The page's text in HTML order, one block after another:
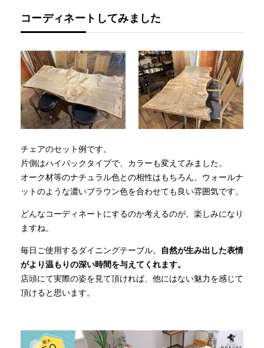
コーディネートしてみました
チェアのセット例です。
片側はハイバックタイプで、カラーも変えてみました。
オーク材等のナチュラル色との相性はもちろん、ウォールナ
ットのような濃いブラウン色を合わせても良い雰囲気です。
どんなコーディネートにするのか考えるのが、楽しみになり
ますね。
毎日ご使用するダイニングテーブル。
自然が生み出した表情
がより温もりの深い時間を与えてくれます。
店頭にて実際の姿を見て頂ければ、他にはない魅力を感じて
頂けると思います。